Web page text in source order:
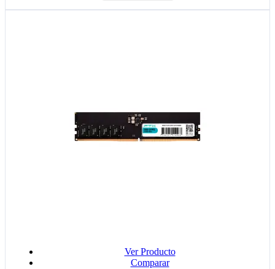
Ver Producto
Comparar